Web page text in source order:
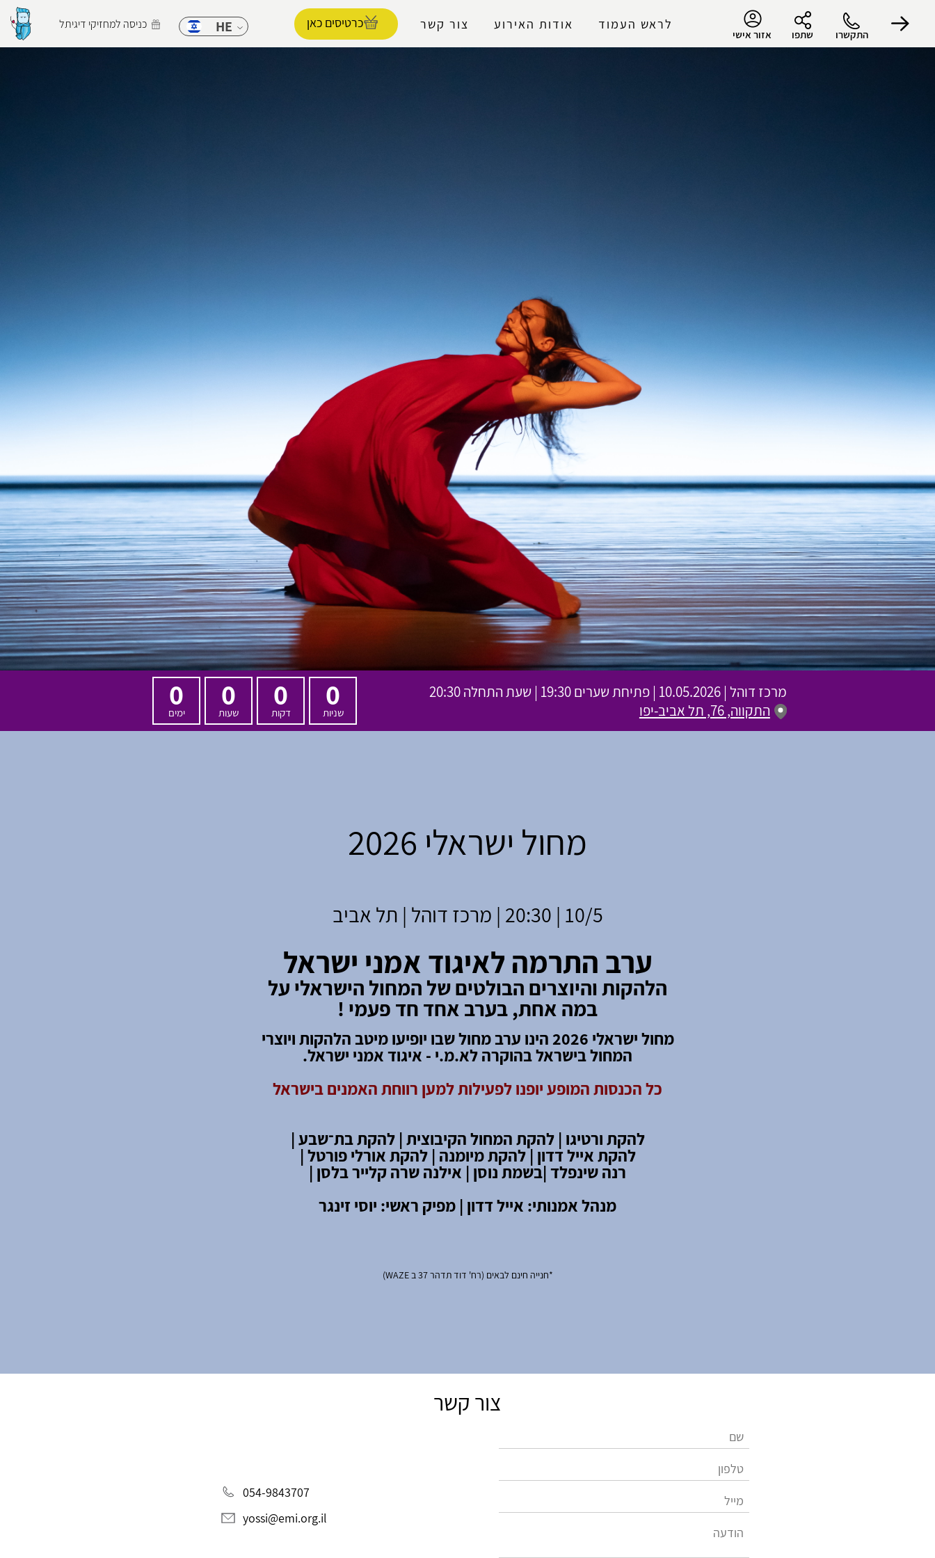
התקשרו שתפו אזור אישי
לראש העמוד אודות האירוע צור קשר כרטיסים כאן כניסה למחזיקי דיגיתל HE
מרכז דוהל |10.05.2026 | פתיחת שערים 19:30 | שעת התחלה 20:30
התקווה, 76, תל אביב-יפו
0
שניות
0
דקות
0
שעות
0
ימים
מחול ישראלי 2026
10/5 | 20:30 | מרכז דוהל | תל אביב
ערב התרמה לאיגוד אמני ישראל
הלהקות והיוצרים הבולטים של המחול הישראלי על
במה אחת, בערב אחד חד פעמי !
מחול ישראלי 2026 הינו ערב מחול שבו יופיעו מיטב הלהקות ויוצרי
המחול בישראל בהוקרה לא.מ.י - איגוד אמני ישראל.
כל הכנסות המופע יופנו לפעילות למען רווחת האמנים בישראל
להקת ורטיגו | להקת המחול הקיבוצית |להקת בת־שבע |
להקת אייל דדון | להקת מיומנה | להקת אורלי פורטל |
רנה שינפלד |בשמת נוסן | אילנה שרה קלייר בלסן |
מנהל אמנותי: אייל דדון | מפיק ראשי: יוסי זינגר
*חנייה חינם לבאים (רח' דוד תדהר 37 ב WAZE)
צור קשר
054-9843707
yossi@emi.org.il